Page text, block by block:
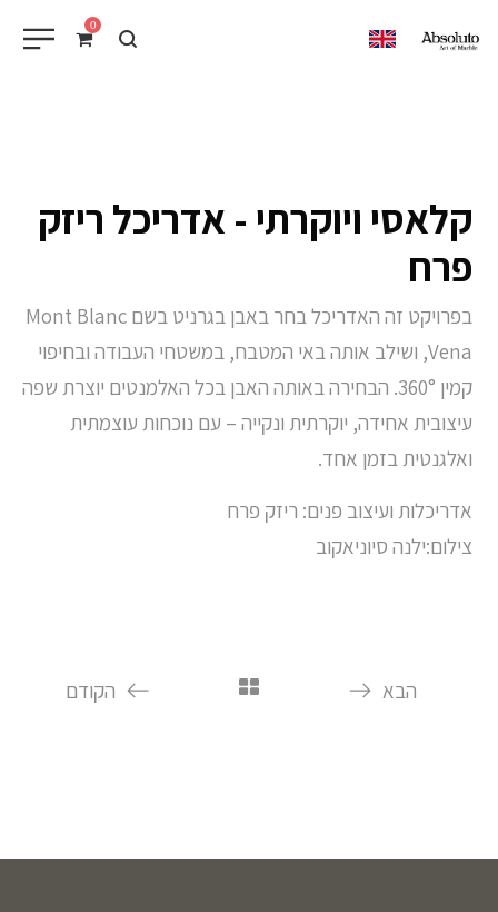
0
EN
קלאסי ויוקרתי - אדריכל ריזק
פרח
בפרויקט זה האדריכל בחר באבן בגרניט בשם Mont Blanc
Vena, ושילב אותה באי המטבח, במשטחי העבודה ובחיפוי
קמין 360°. הבחירה באותה האבן בכל האלמנטים יוצרת שפה
עיצובית אחידה, יוקרתית ונקייה – עם נוכחות עוצמתית
ואלגנטית בזמן אחד.
אדריכלות ועיצוב פנים: ריזק פרח
צילום:ילנה סיוניאקוב
הקודם הבא